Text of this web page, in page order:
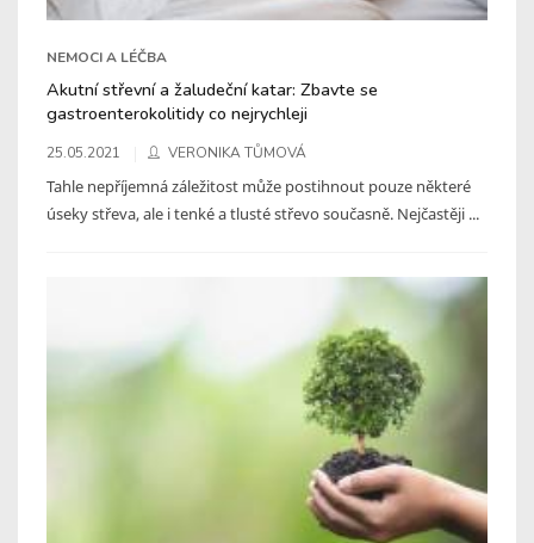
NEMOCI A LÉČBA
Akutní střevní a žaludeční katar: Zbavte se
gastroenterokolitidy co nejrychleji
25.05.2021 VERONIKA TŮMOVÁ
Tahle nepříjemná záležitost může postihnout pouze některé
úseky střeva, ale i tenké a tlusté střevo současně. Nejčastěji ...